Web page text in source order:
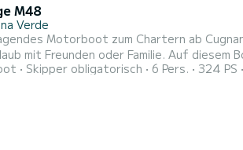
M48
Verde
Motorboot zum Chartern ab
Familie. Auf diesem Boot mit einer Gesamtlänge von 15 Metern verbringen Sie mit Sicherheit einen
eine tolle Woche. Sie können mit bis zu Personen an Bord kommen.
Skipper obligatorisch 6 Pers. 324 PS